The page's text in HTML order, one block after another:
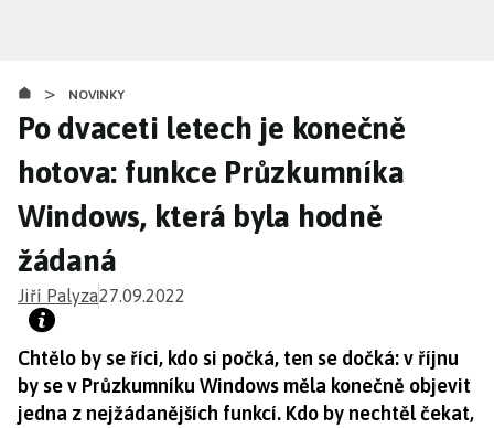
obsahu
> NOVINKY
Po dvaceti letech je konečně
hotova: funkce Průzkumníka
Windows, která byla hodně
žádaná
Jiří Palyza27.09.2022
Chtělo by se říci, kdo si počká, ten se dočká: v říjnu
by se v Průzkumníku Windows měla konečně objevit
jedna z nejžádanějších funkcí. Kdo by nechtěl čekat,